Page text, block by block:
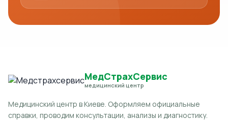
МедСтрахСервис
медицинский центр
Медицинский центр в Киеве. Оформляем официальные
справки, проводим консультации, анализы и диагностику.